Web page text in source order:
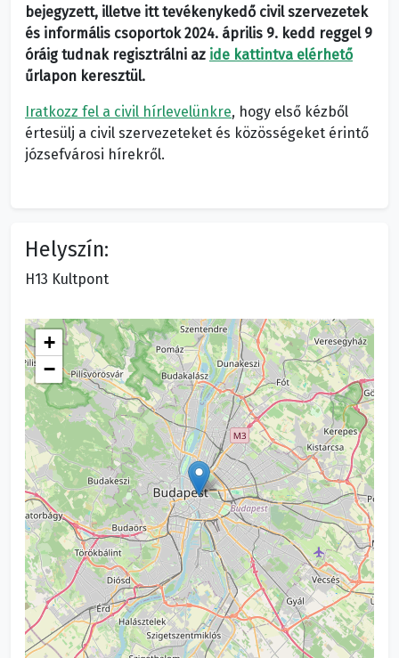
bejegyzett, illetve itt tevékenykedő civil szervezetek
és informális csoportok 2024. április 9. kedd reggel 9
óráig tudnak regisztrálni az ide kattintva elérhető
űrlapon keresztül.
Iratkozz fel a civil hírlevelünkre, hogy első kézből
értesülj a civil szervezeteket és közösségeket érintő
józsefvárosi hírekről.
Helyszín:
H13 Kultpont
+
−